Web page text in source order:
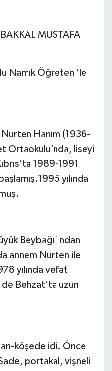
MUSTAFA
Namık Öğreten ’le
Hanım (1936-
Ortaokulu’nda, liseyi
1989-1991
yılında
Beybağı’ ndan
annem Nurten ile
yılında vefat
Behzat’ta uzun
köşede idi. Önce
portakal, vişneli